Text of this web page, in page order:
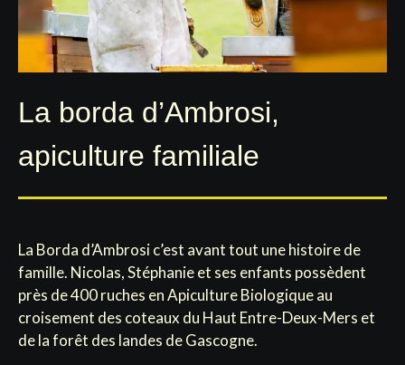
La borda d’Ambrosi,
apiculture familiale
La Borda d’Ambrosi c’est avant tout une histoire de
famille. Nicolas, Stéphanie et ses enfants possèdent
près de 400 ruches en Apiculture Biologique au
croisement des coteaux du Haut Entre-Deux-Mers et
de la forêt des landes de Gascogne.